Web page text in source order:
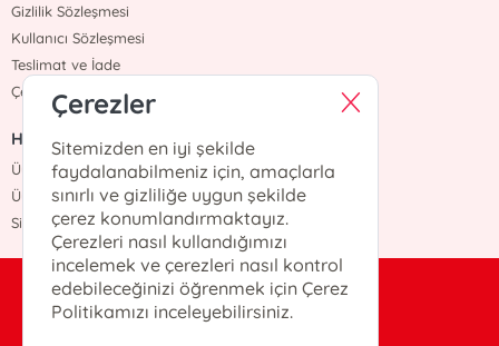
Gizlilik Sözleşmesi
Kullanıcı Sözleşmesi
Teslimat ve İade
Çerez Politikasi
HIZLI ERİŞİM
Üye Ol
Üye Giriş
Sipariş Takip
bilgi@otekiyayinevi.com
0(216)-405-25-22
Çerezler
Sitemizden en iyi şekilde
faydalanabilmeniz için, amaçlarla
sınırlı ve gizliliğe uygun şekilde
çerez konumlandırmaktayız.
Çerezleri nasıl kullandığımızı
incelemek ve çerezleri nasıl kontrol
edebileceğinizi öğrenmek için Çerez
Politikamızı inceleyebilirsiniz.